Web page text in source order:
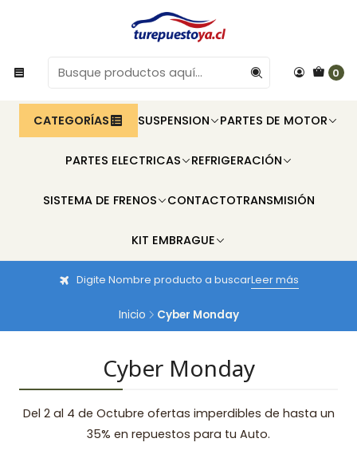
0
CATEGORÍAS SUSPENSION PARTES DE MOTOR
PARTES ELECTRICAS REFRIGERACIÓN
SISTEMA DE FRENOS CONTACTOTRANSMISIÓN
KIT EMBRAGUE
Digite Nombre producto a buscarLeer más
Inicio Cyber Monday
Cyber Monday
Del 2 al 4 de Octubre ofertas imperdibles de hasta un
35% en repuestos para tu Auto.